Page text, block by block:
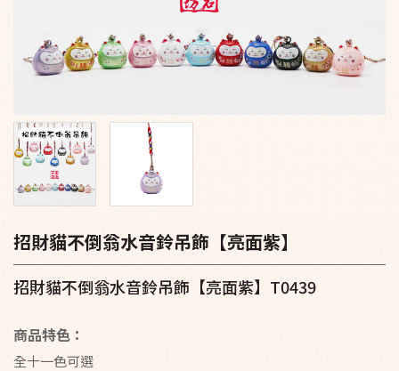
招財貓不倒翁水音鈴吊飾【亮面紫】
招財貓不倒翁水音鈴吊飾【亮面紫】T0439
商品特色：
全十一色可選